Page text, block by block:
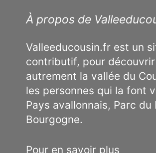
À propos de
Valleeducousin.fr est un
contributif, pour découvrir
autrement la vallée du
les personnes qui la font
Pays avallonnais, Parc du
Bourgogne.
Pour en savoir plus